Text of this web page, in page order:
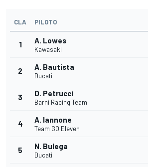
CLA PILOTO
1 A. Lowes
Kawasaki
2 A. Bautista
Ducati
3 D. Petrucci
Barni Racing Team
4 A. Iannone
Team GO Eleven
5 N. Bulega
Ducati